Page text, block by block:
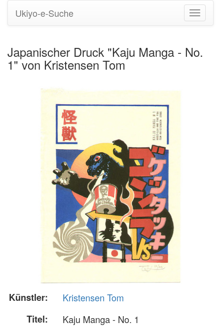
Ukiyo-e-Suche
Japanischer Druck "Kaju Manga - No.
1" von Kristensen Tom
Künstler:
Kristensen Tom
Titel:
Kaju Manga - No. 1